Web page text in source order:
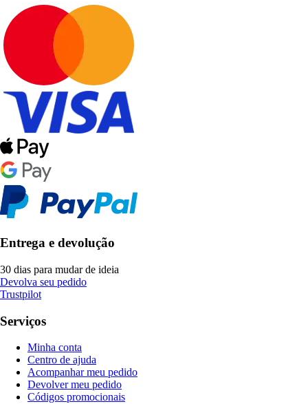
Entrega e devolução
30 dias para mudar de ideia
Devolva seu pedido
Trustpilot
Serviços
Minha conta
Centro de ajuda
Acompanhar meu pedido
Devolver meu pedido
Códigos promocionais